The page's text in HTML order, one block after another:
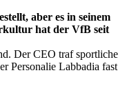
aber es in seinem
hat der VfB seit
Der CEO traf sportliche
Personalie Labbadia fast